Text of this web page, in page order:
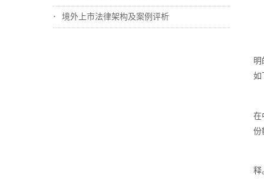
境外上市法律架构及案例评析
明
如
在
份
释